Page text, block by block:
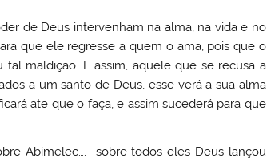
de Deus intervenham na alma, na vida e no
que ele regresse a quem o ama, pois que o
maldição. E assim, aquele que se recusa a
a um santo de Deus, esse verá a sua alma
ate que o faça, e assim sucederá para que
Abimelec…. sobre todos eles Deus lançou